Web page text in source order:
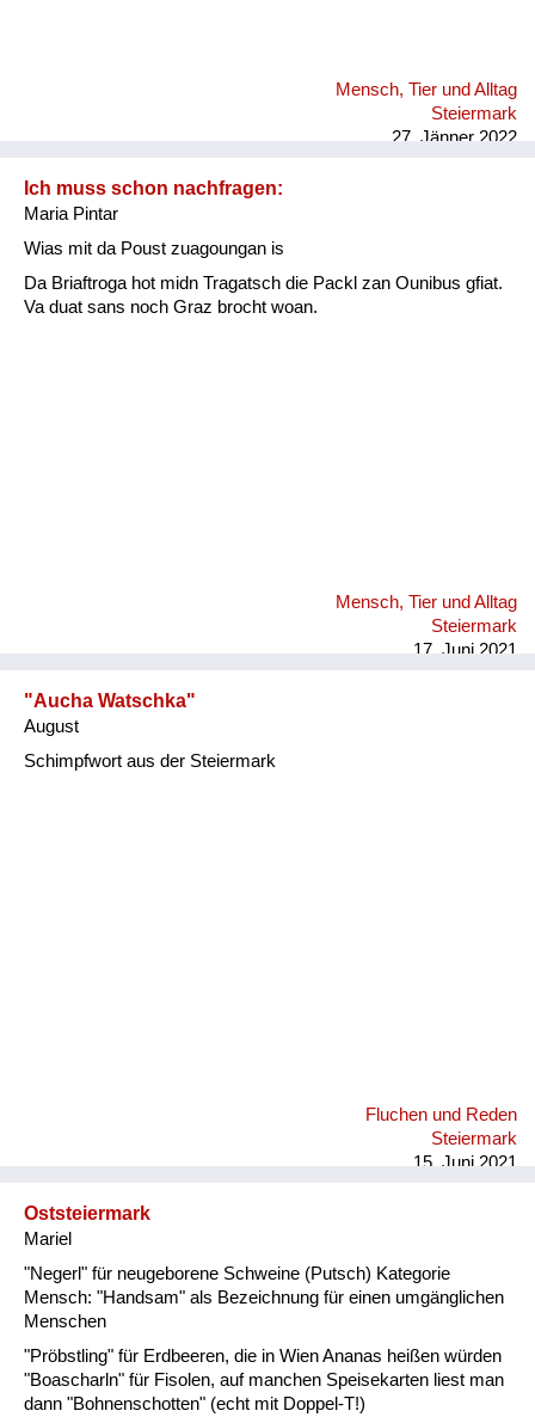
Mensch, Tier und Alltag
Steiermark
27. Jänner 2022
Ich muss schon nachfragen:
Maria Pintar
Wias mit da Poust zuagoungan is
Da Briaftroga hot midn Tragatsch die Packl zan Ounibus gfiat.
Va duat sans noch Graz brocht woan.
Mensch, Tier und Alltag
Steiermark
17. Juni 2021
"Aucha Watschka"
August
Schimpfwort aus der Steiermark
Fluchen und Reden
Steiermark
15. Juni 2021
Oststeiermark
Mariel
"Negerl" für neugeborene Schweine (Putsch) Kategorie
Mensch: "Handsam" als Bezeichnung für einen umgänglichen
Menschen
"Pröbstling" für Erdbeeren, die in Wien Ananas heißen würden
"Boascharln" für Fisolen, auf manchen Speisekarten liest man
dann "Bohnenschotten" (echt mit Doppel-T!)